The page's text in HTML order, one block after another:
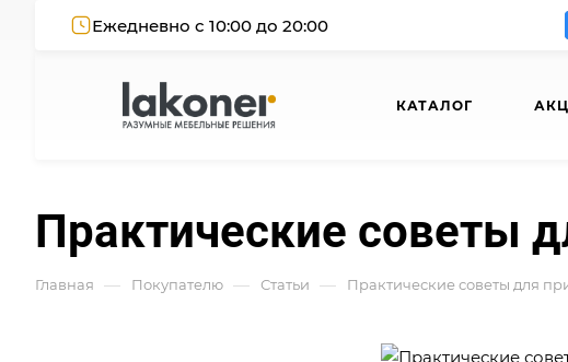
Ежедневно с 10:00 до 20:00
КАТАЛОГ
Практические советы
Главная — Покупателю — Статьи — Практические советы для